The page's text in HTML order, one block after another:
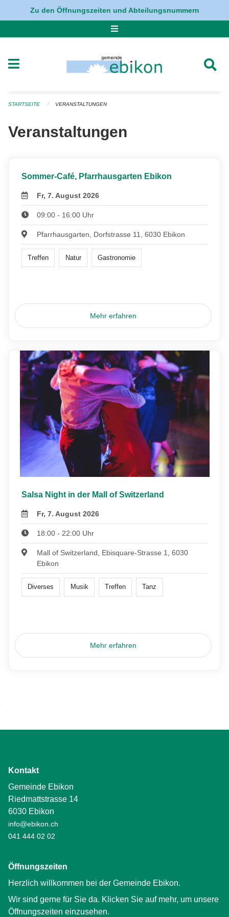
Navigation überspringen
Zu den Öffnungszeiten und Abteilungsnummern
STARTSEITE VERANSTALTUNGEN
Veranstaltungen
Sommer-Café, Pfarrhausgarten Ebikon
Fr, 7. August 2026
09:00 - 16:00 Uhr
Pfarrhausgarten, Dorfstrasse 11, 6030 Ebikon
Treffen Natur Gastronomie
Mehr erfahren
Salsa Night in der Mall of Switzerland
Fr, 7. August 2026
18:00 - 22:00 Uhr
Mall of Switzerland, Ebisquare-Strasse 1, 6030
Ebikon
Diverses Musik Treffen Tanz
Mehr erfahren
Kontakt
Gemeinde Ebikon
Riedmattstrasse 14
6030 Ebikon
info@ebikon.ch
041 444 02 02
Öffnungszeiten
Herzlich willkommen bei der Gemeinde Ebikon.
Wir sind gerne für Sie da. Klicken Sie auf mehr, um unsere
Öffnungszeiten einzusehen.